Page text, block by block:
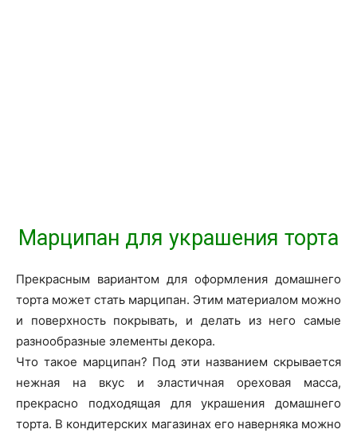
Марципан для украшения торта
Прекрасным вариантом для оформления домашнего
торта может стать марципан. Этим материалом можно
и поверхность покрывать, и делать из него самые
разнообразные элементы декора.
Что такое марципан? Под эти названием скрывается
нежная на вкус и эластичная ореховая масса,
прекрасно подходящая для украшения домашнего
торта. В кондитерских магазинах его наверняка можно